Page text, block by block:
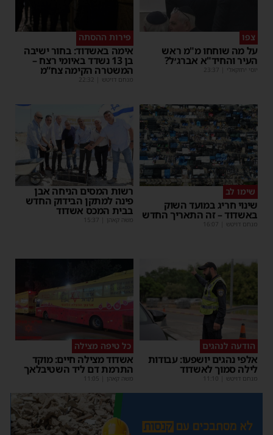
על מה שוחחו מ"מ ראש
העיר והחיד"א אברג׳ל?
יוסי יחזקאלי |
23:37
פירות ההסתה
אימה באשדוד: בחור ישיבה
בן 13 נשדד באיומי רצח –
המשטרה הקימה צח”מ
מנחם דויטש |
22:32
שימו לב
שינוי חריג במועד השוק
באשדוד – זה התאריך החדש
מנחם דויטש |
16:07
רשות המסים הניחה אבן
פינה למתקן הבידוק החדש
בבית המכס אשדוד
משה קאהן |
15:37
הודעה לנהגים
אלפי נהגים יושפעו: עבודות
לילה סמוך לאשדוד
מנחם דויטש |
11:10
כל טיפה מצילה
אשדוד מצילה חיים: מוקד
התרמת דם ליד השטיבלאך
משה קאהן |
11:05